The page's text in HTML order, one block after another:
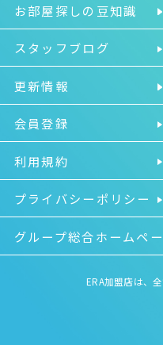
お部屋探しの豆知識
スタッフブログ
更新情報
会員登録
利用規約
プライバシーポリシー
グループ総合ホームペ
ERA加盟店は、